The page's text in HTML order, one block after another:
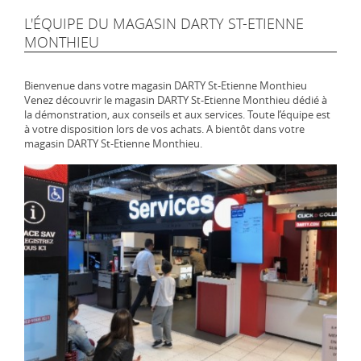
L'ÉQUIPE DU MAGASIN DARTY ST-ETIENNE
MONTHIEU
Bienvenue dans votre magasin DARTY St-Etienne Monthieu
Venez découvrir le magasin DARTY St-Etienne Monthieu dédié à
la démonstration, aux conseils et aux services. Toute l’équipe est
à votre disposition lors de vos achats. A bientôt dans votre
magasin DARTY St-Etienne Monthieu.